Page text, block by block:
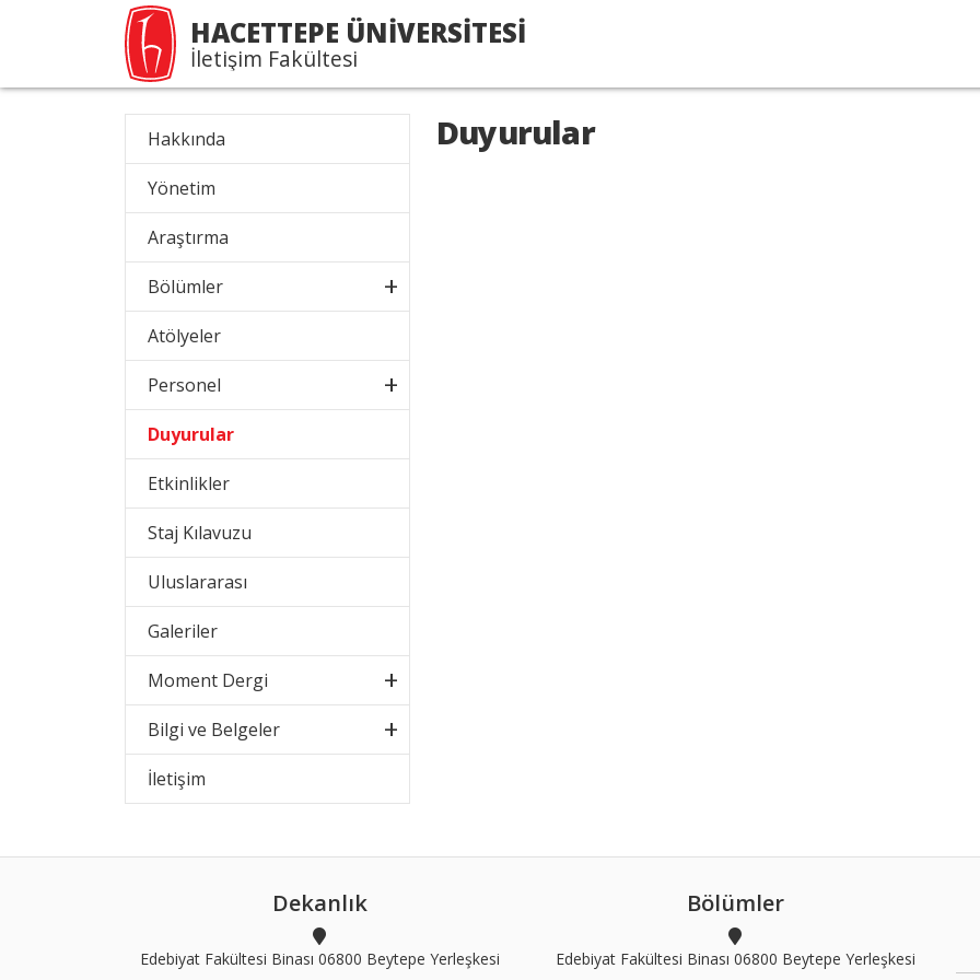
HACETTEPE ÜNİVERSİTESİ
İletişim Fakültesi
Hakkında
Yönetim
Araştırma
Bölümler
Atölyeler
Personel
Duyurular
Etkinlikler
Staj Kılavuzu
Uluslararası
Galeriler
Moment Dergi
Bilgi ve Belgeler
İletişim
Duyurular
Dekanlık
Edebiyat Fakültesi Binası 06800 Beytepe Yerleşkesi
Bölümler
Edebiyat Fakültesi Binası 06800 Beytepe Yerleşkesi